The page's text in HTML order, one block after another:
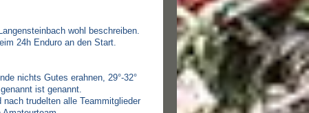
wohl beschreiben.
24h Enduro an den Start.
nichts Gutes erahnen, 29°-32°
ist genannt.
trudelten alle Teammitglieder